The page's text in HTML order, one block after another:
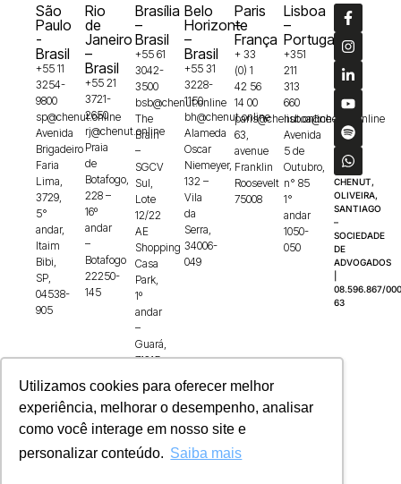
Utilizamos cookies para oferecer melhor
experiência, melhorar o desempenho, analisar
como você interage em nosso site e
personalizar conteúdo. Saiba mais
São
Paulo
-
Brasil
+55 11
3254-
9800
sp@chenut.online
Avenida
Brigadeiro
Faria
Lima,
3729,
5°
andar,
Itaim
Bibi,
SP,
04538-
905
Rio
de
Janeiro
–
Brasil
+55 21
3721-
2650
rj@chenut.online
Praia
de
Botafogo,
228 –
16º
andar
–
Botafogo
22250-
145
Brasília
–
Brasil
+55 61
3042-
3500
bsb@chenut.online
The
Brain
–
SGCV
Sul,
Lote
12/22
AE
Shopping
Casa
Park,
1º
andar
–
Guará,
71215-
Belo
Horizonte
–
Brasil
+55 31
3228-
1150
bh@chenut.online
Alameda
Oscar
Niemeyer,
132 –
Vila
da
Serra,
34006-
049
Paris
–
França
+ 33
(0) 1
42 56
14 00
paris@chenut.online
63,
avenue
Franklin
Roosevelt
75008
Lisboa
–
Portugal
+351
211
313
660
lisboa@chenut.online
Avenida
5 de
Outubro,
n° 85
1°
andar
1050-
050
CHENUT,
OLIVEIRA,
SANTIAGO
–
SOCIEDADE
DE
ADVOGADOS
08.596.867/
63